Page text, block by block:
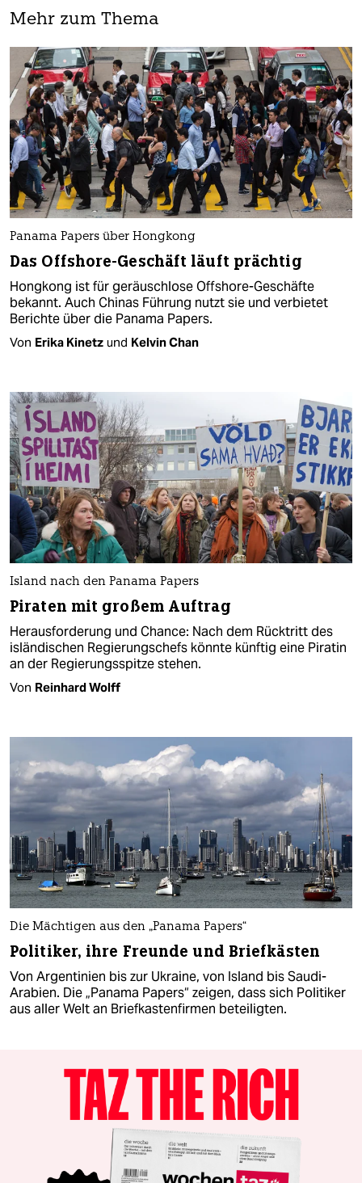
Mehr zum Thema
Panama Papers über Hongkong
Das Offshore-Geschäft läuft prächtig
Hongkong ist für geräuschlose Offshore-Geschäfte
bekannt. Auch Chinas Führung nutzt sie und verbietet
Berichte über die Panama Papers.
Von Erika Kinetz und Kelvin Chan
Island nach den Panama Papers
Piraten mit großem Auftrag
Herausforderung und Chance: Nach dem Rücktritt des
isländischen Regierungschefs könnte künftig eine Piratin
an der Regierungsspitze stehen.
Von Reinhard Wolff
Die Mächtigen aus den „Panama Papers“
Politiker, ihre Freunde und Briefkästen
Von Argentinien bis zur Ukraine, von Island bis Saudi-
Arabien. Die „Panama Papers“ zeigen, dass sich Politiker
aus aller Welt an Briefkastenfirmen beteiligten.